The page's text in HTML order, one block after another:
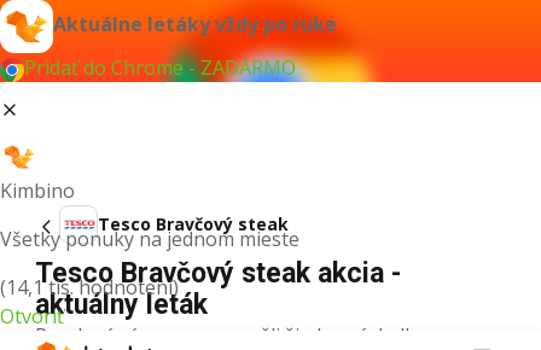
Aktuálne letáky vždy po ruke
Pridať do Chrome - ZADARMO
Kimbino
Všetky ponuky na jednom mieste
(14,1 tis. hodnotení)
Otvoriť
Tesco Bravčový steak
Tesco Bravčový steak akcia -
aktuálny leták
Pre daný výraz sme nenašli žiadne výsledky.